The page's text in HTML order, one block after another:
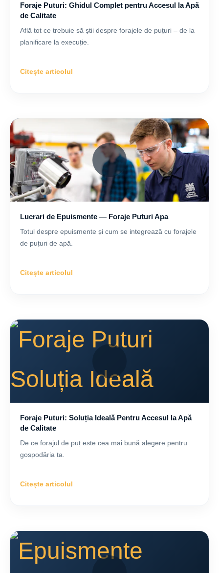
Foraje Puturi: Ghidul Complet pentru Accesul la Apă
de Calitate
Află tot ce trebuie să știi despre forajele de puțuri – de la
planificare la execuție.
Citește articolul
Lucrari de Epuismente — Foraje Puturi Apa
Totul despre epuismente și cum se integrează cu forajele
de puțuri de apă.
Citește articolul
Foraje Puturi: Soluția Ideală Pentru Accesul la Apă
de Calitate
De ce forajul de puț este cea mai bună alegere pentru
gospodăria ta.
Citește articolul